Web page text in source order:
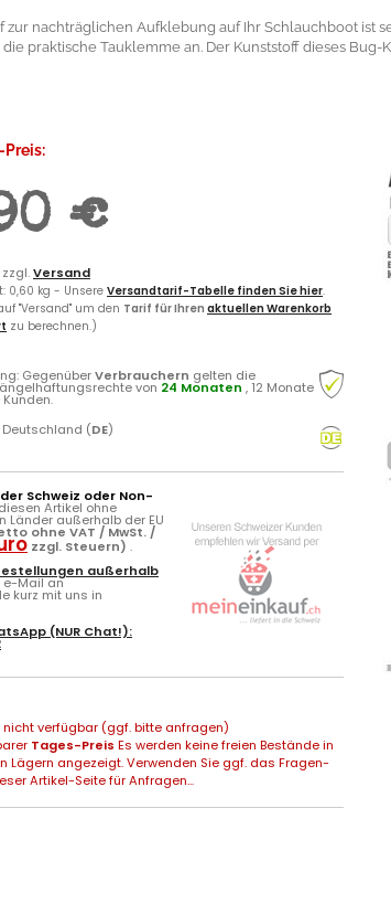
zur nachträglichen Aufklebung auf Ihr Schlauchboot ist
praktische Tauklemme an. Der Kunststoff dieses Bug-
Preis:
€
zzgl.Versand
0,60 kg - UnsereVersandtarif-Tabelle finden Sie hier.
"Versand" um den Tarif für Ihren aktuellen Warenkorb
zu berechnen.)
GegenüberVerbrauchern gelten die
von 24 Monaten , 12 Monate
(DE)
Schweiz oder Non-
Artikel ohne
Länder außerhalb der EU
ohne VAT / MwSt. /
zzgl. Steuern) .
außerhalb
e-Mail an
kurz mit uns in
(NUR Chat!):
verfügbar (ggf. bitte anfragen)
Tages-Preis Es werden keine freien Bestände in
Lägern angezeigt. Verwenden Sie ggf. das Fragen-
Artikel-Seite für Anfragen...